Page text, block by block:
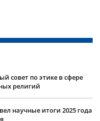
совет по этике в сфере
религий
научные итоги 2025 года